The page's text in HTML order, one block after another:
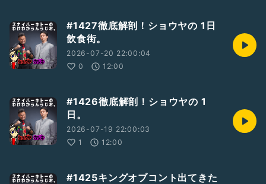
#1427徹底解剖！ショウヤの 1日
飲食街。
2026-07-20 22:00:04
0
12:00
#1426徹底解剖！ショウヤの 1
日。
2026-07-19 22:00:03
1
12:00
#1425キングオブコント出てきた